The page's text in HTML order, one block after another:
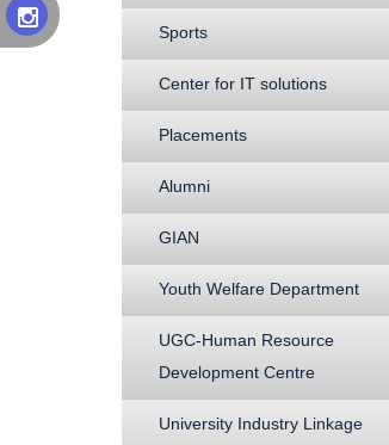
Sports
Center for IT solutions
Placements
Alumni
GIAN
Youth Welfare Department
UGC-Human Resource
Development Centre
University Industry Linkage